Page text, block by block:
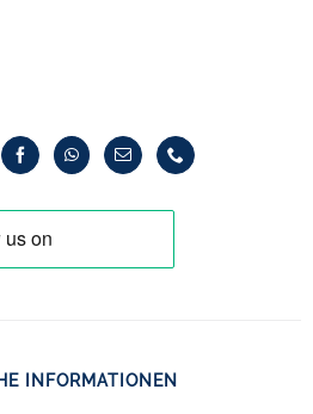
INFORMATIONEN